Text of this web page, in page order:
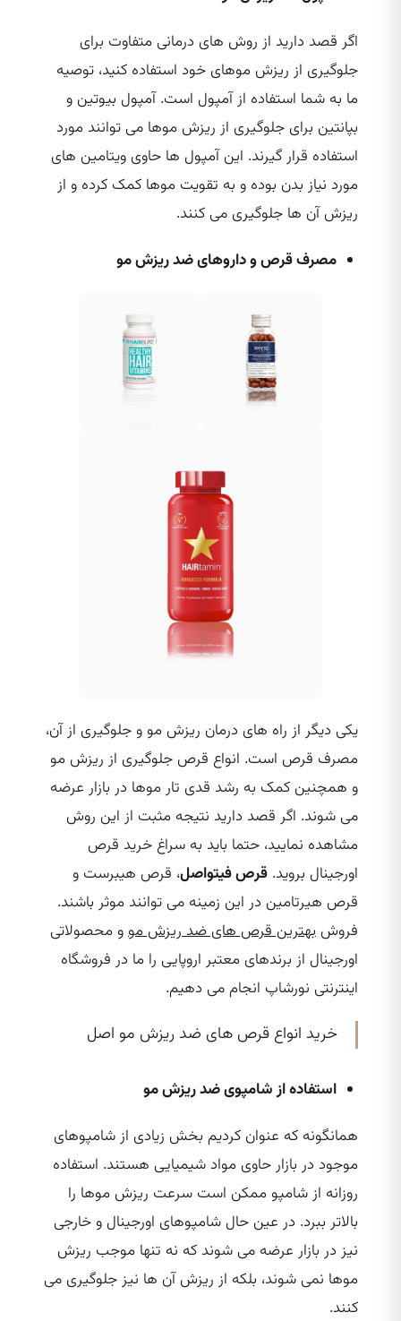
اگر قصد دارید از روش‌ های درمانی متفاوت برای
جلوگیری از ریزش موهای خود استفاده کنید، توصیه
ما به شما استفاده از آمپول است. آمپول بیوتین و
بپانتین برای جلوگیری از ریزش موها می‌ توانند مورد
استفاده قرار گیرند. این آمپول‌ ها حاوی ویتامین‌ های
مورد نیاز بدن بوده و به تقویت موها کمک کرده و از
ریزش آن ها جلوگیری می‌ کنند.
مصرف قرص و داروهای ضد ریزش مو
یکی دیگر از راه‌ های درمان ریزش مو و جلوگیری از آن،
مصرف قرص است. انواع قرص جلوگیری از ریزش مو
و همچنین کمک به رشد قدی تار موها در بازار عرضه
می‌ شوند. اگر قصد دارید نتیجه مثبت از این روش
مشاهده نمایید، حتما باید به سراغ خرید قرص
اورجینال بروید. قرص فیتواصل، قرص هیبرست و
قرص هیرتامین در این زمینه می‌ توانند موثر باشند.
فروش بهترین قرص‌ های ضد ریزش موو محصولاتی
اورجینال از برندهای معتبر اروپایی را ما در فروشگاه
اینترنتی نورشاپ انجام می‌ دهیم.
خرید انواع قرص های ضد ریزش مو اصل
استفاده از شامپوی ضد ریزش مو
همانگونه که عنوان کردیم بخش زیادی از شامپوهای
موجود در بازار حاوی مواد شیمیایی هستند. استفاده
روزانه از شامپو ممکن است سرعت ریزش موها را
بالاتر ببرد. در عین حال شامپوهای اورجینال و خارجی
نیز در بازار عرضه می‌ شوند که نه تنها موجب ریزش
موها نمی‌ شوند، بلکه از ریزش آن ها نیز جلوگیری می‌
کنند.